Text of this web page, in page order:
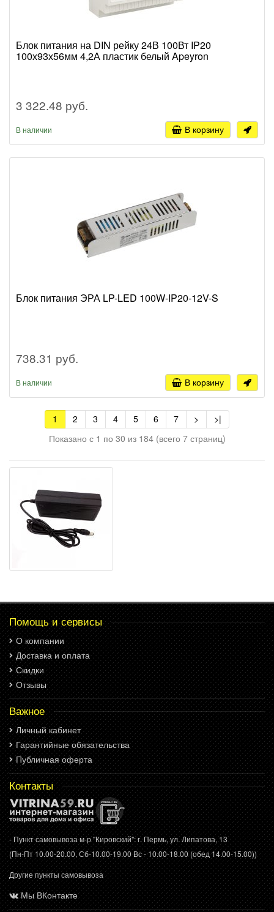
Блок питания на DIN рейку 24В 100Вт IP20
100х93х56мм 4,2А пластик белый Apeyron
3 322.48 руб.
В наличии В корзину
Блок питания ЭРА LP-LED 100W-IP20-12V-S
738.31 руб.
В наличии В корзину
1 2 3 4 5 6 7 >
>|
Показано с 1 по 30 из 184 (всего 7 страниц)
Помощь и сервисы
О компании
Доставка и оплата
Скидки
Отзывы
Важное
Личный кабинет
Гарантийные обязательства
Публичная оферта
Контакты
- Пункт самовывоза м-р "Кировский": г. Пермь, ул. Липатова, 13
(Пн-Пт 10.00-20.00, Сб-10.00-19.00 Вс - 10.00-18.00 (обед 14.00-15.00))
Другие пункты самовывоза
Мы ВКонтакте